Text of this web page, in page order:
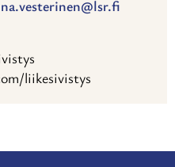
liikesivistys